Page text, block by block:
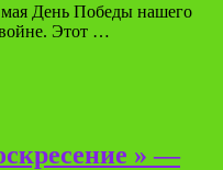
День Победы нашего
Этот …
» —